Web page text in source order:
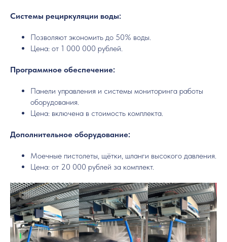
Системы рециркуляции воды:
Позволяют экономить до 50% воды.
Цена: от 1 000 000 рублей.
Программное обеспечение:
Панели управления и системы мониторинга работы
оборудования.
Цена: включена в стоимость комплекта.
Дополнительное оборудование:
Моечные пистолеты, щётки, шланги высокого давления.
Цена: от 20 000 рублей за комплект.